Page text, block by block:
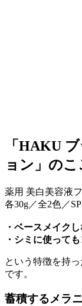
「HAKU
ョン」の
薬用 美白美容液
各30g／全2色／
・ベースメイク
・シミに使って
という特徴を持
です。
蓄積するメラ